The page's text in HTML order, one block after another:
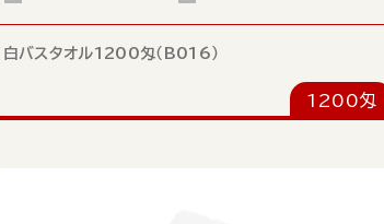
白バスタオル1200匁（B016）
1200匁